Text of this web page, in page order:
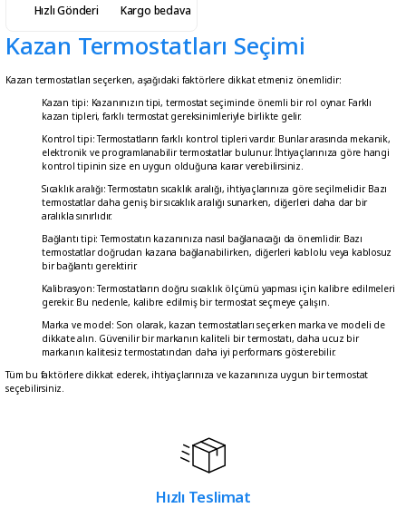
Hızlı Gönderi Kargo bedava
Kazan Termostatları Seçimi
Kazan termostatları seçerken, aşağıdaki faktörlere dikkat etmeniz önemlidir:
Kazan tipi: Kazanınızın tipi, termostat seçiminde önemli bir rol oynar. Farklı
kazan tipleri, farklı termostat gereksinimleriyle birlikte gelir.
Kontrol tipi: Termostatların farklı kontrol tipleri vardır. Bunlar arasında mekanik,
elektronik ve programlanabilir termostatlar bulunur. İhtiyaçlarınıza göre hangi
kontrol tipinin size en uygun olduğuna karar verebilirsiniz.
Sıcaklık aralığı: Termostatın sıcaklık aralığı, ihtiyaçlarınıza göre seçilmelidir. Bazı
termostatlar daha geniş bir sıcaklık aralığı sunarken, diğerleri daha dar bir
aralıkla sınırlıdır.
Bağlantı tipi: Termostatın kazanınıza nasıl bağlanacağı da önemlidir. Bazı
termostatlar doğrudan kazana bağlanabilirken, diğerleri kablolu veya kablosuz
bir bağlantı gerektirir.
Kalibrasyon: Termostatların doğru sıcaklık ölçümü yapması için kalibre edilmeleri
gerekir. Bu nedenle, kalibre edilmiş bir termostat seçmeye çalışın.
Marka ve model: Son olarak, kazan termostatları seçerken marka ve modeli de
dikkate alın. Güvenilir bir markanın kaliteli bir termostatı, daha ucuz bir
markanın kalitesiz termostatından daha iyi performans gösterebilir.
Tüm bu faktörlere dikkat ederek, ihtiyaçlarınıza ve kazanınıza uygun bir termostat
seçebilirsiniz.
Hızlı Teslimat